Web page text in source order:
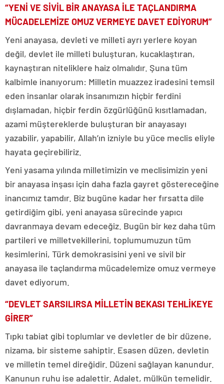
“YENİ VE SİVİL BİR ANAYASA İLE TAÇLANDIRMA
MÜCADELEMİZE OMUZ VERMEYE DAVET EDİYORUM”
Yeni anayasa, devleti ve milleti ayrı yerlere koyan
değil, devlet ile milleti buluşturan, kucaklaştıran,
kaynaştıran niteliklere haiz olmalıdır. Şuna tüm
kalbimle inanıyorum: Milletin muazzez iradesini temsil
eden insanlar olarak insanımızın hiçbir ferdini
dışlamadan, hiçbir ferdin özgürlüğünü kısıtlamadan,
azami müştereklerde buluşturan bir anayasayı
yazabilir, yapabilir, Allah’ın izniyle bu yüce meclis eliyle
hayata geçirebiliriz.
Yeni yasama yılında milletimizin ve meclisimizin yeni
bir anayasa inşası için daha fazla gayret göstereceğine
inancımız tamdır. Biz bugüne kadar her fırsatta dile
getirdiğim gibi, yeni anayasa sürecinde yapıcı
davranmaya devam edeceğiz. Bugün bir kez daha tüm
partileri ve milletvekillerini, toplumumuzun tüm
kesimlerini, Türk demokrasisini yeni ve sivil bir
anayasa ile taçlandırma mücadelemize omuz vermeye
davet ediyorum.
“DEVLET SARSILIRSA MİLLETİN BEKASI TEHLİKEYE
GİRER”
Tıpkı tabiat gibi toplumlar ve devletler de bir düzene,
nizama, bir sisteme sahiptir. Esasen düzen, devletin
ve milletin temel direğidir. Düzeni sağlayan kanundur.
Kanunun ruhu ise adalettir. Adalet, mülkün temelidir.